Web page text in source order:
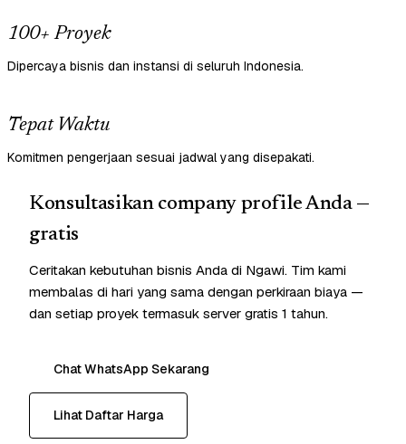
100+ Proyek
Dipercaya bisnis dan instansi di seluruh Indonesia.
Tepat Waktu
Komitmen pengerjaan sesuai jadwal yang disepakati.
Konsultasikan company profile Anda —
gratis
Ceritakan kebutuhan bisnis Anda di Ngawi. Tim kami
membalas di hari yang sama dengan perkiraan biaya —
dan setiap proyek termasuk server gratis 1 tahun.
Chat WhatsApp Sekarang
Lihat Daftar Harga